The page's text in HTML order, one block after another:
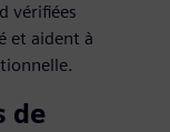
vérifiées
et aident à
de